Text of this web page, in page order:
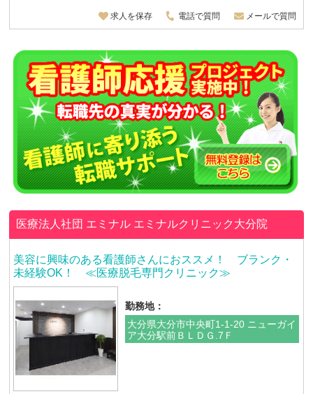
求人を保存 電話で質問 メールで質問
医療法人社団 エミナル エミナルクリニック大分院
美容に興味のある看護師さんにおススメ！ ブランク・
未経験OK！ ≪医療脱毛専門クリニック≫
勤務地：
大分県大分市中央町1-1-20 ニューガイ
ア大分駅前ＢＬＤＧ.7Ｆ